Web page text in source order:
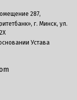
287,
г. Минск, ул.
Устава